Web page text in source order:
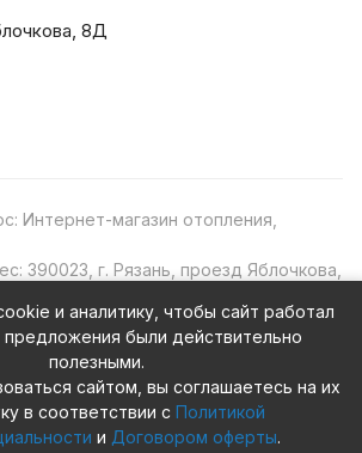
8Д
Интернет-магазин отопления,
390023, г. Рязань, проезд Яблочкова,
623001001
и аналитику, чтобы сайт работал
предложения были действительно
полезными.
сайтом, вы соглашаетесь на их
в соответствии с Политикой
и Договором оферты.